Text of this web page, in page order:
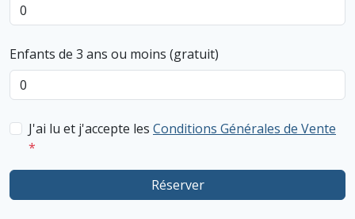
Enfants de 3 ans ou moins (gratuit)
J'ai lu et j'accepte les Conditions Générales de Vente
*
Réserver